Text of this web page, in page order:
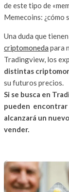
de este tipo de
Memecoins: ¿cómo
Una duda que
criptomoneda para
Tradingview, los
distintas
su futuros precios.
Si se busca en
pueden encontrar
alcanzará un
vender.